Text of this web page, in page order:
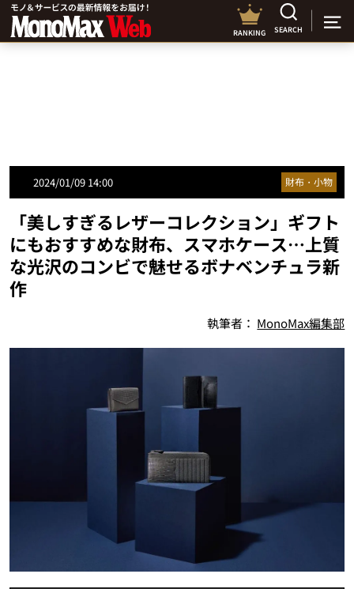
RANKING SEARCH
2024/01/09 14:00 財布・小物
「美しすぎるレザーコレクション」ギフト
にもおすすめな財布、スマホケース…上質
な光沢のコンビで魅せるボナベンチュラ新
作
執筆者： MonoMax編集部